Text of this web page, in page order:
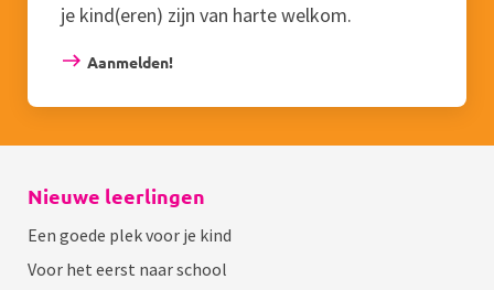
je kind(eren) zijn van harte welkom.
Aanmelden!
Nieuwe leerlingen
Een goede plek voor je kind
Voor het eerst naar school